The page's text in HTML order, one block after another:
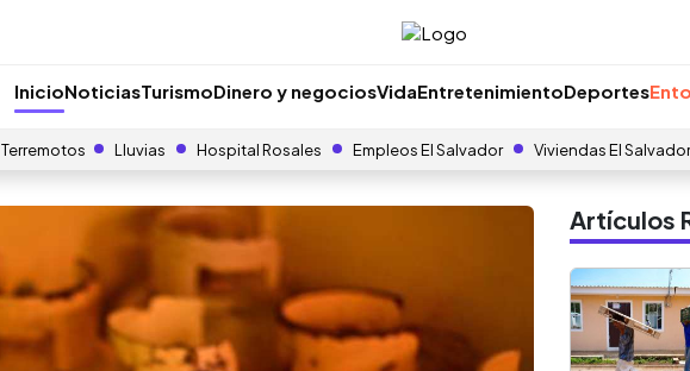
InicioNoticiasTurismoDinero y negociosVidaEntretenimientoDeportes
Terremotos Lluvias Hospital Rosales Empleos El Salvador Viviendas El Salvador
Artículos